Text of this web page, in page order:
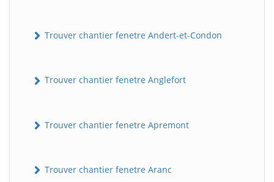
Trouver chantier fenetre Andert-et-Condon
Trouver chantier fenetre Anglefort
Trouver chantier fenetre Apremont
Trouver chantier fenetre Aranc